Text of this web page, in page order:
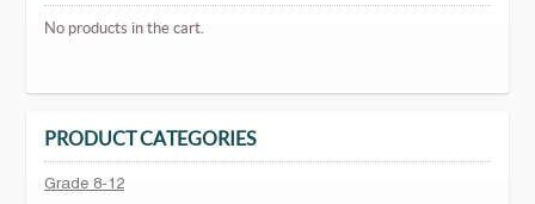
No products in the cart.
PRODUCT CATEGORIES
Grade 8-12